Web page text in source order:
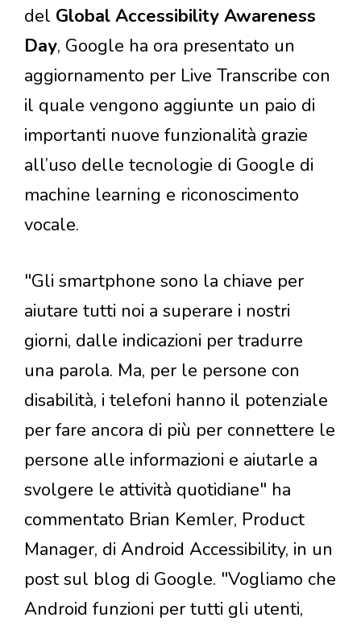
del Global Accessibility Awareness
Day, Google ha ora presentato un
aggiornamento per Live Transcribe con
il quale vengono aggiunte un paio di
importanti nuove funzionalità grazie
all’uso delle tecnologie di Google di
machine learning e riconoscimento
vocale.
"Gli smartphone sono la chiave per
aiutare tutti noi a superare i nostri
giorni, dalle indicazioni per tradurre
una parola. Ma, per le persone con
disabilità, i telefoni hanno il potenziale
per fare ancora di più per connettere le
persone alle informazioni e aiutarle a
svolgere le attività quotidiane" ha
commentato Brian Kemler, Product
Manager, di Android Accessibility, in un
post sul blog di Google. "Vogliamo che
Android funzioni per tutti gli utenti,